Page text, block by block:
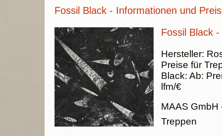
Fossil Black - Informationen und
Fossil Black
Hersteller:
Preise für
Black: Ab:
lfm/€
MAAS GmbH
Treppen